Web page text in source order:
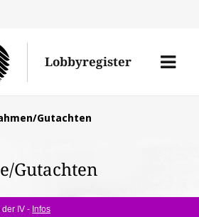
Lobbyregister
Menü
Gutachten
Gutachten
IV - Infos